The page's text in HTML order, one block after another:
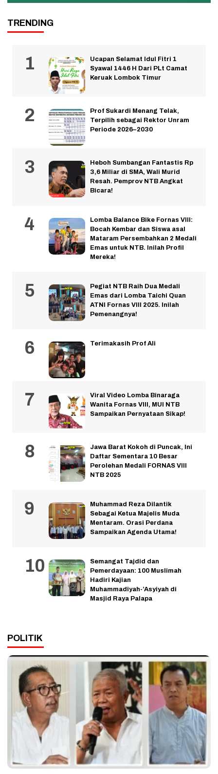
TRENDING
Ucapan Selamat Idul Fitri 1
Syawal 1446 H Dari PLt Camat
Keruak Lombok Timur
Prof Sukardi Menang Telak,
Terpilih sebagai Rektor Unram
Periode 2026–2030
Heboh Sumbangan Fantastis Rp
3,6 Miliar di SMA, Wali Murid
Resah. Pemprov NTB Angkat
Bicara!
Lomba Balance Bike Fornas VIII:
Bocah Kembar dan Siswa asal
Mataram Persembahkan 2 Medali
Emas untuk NTB. Inilah Profil
Mereka!
Pegiat NTB Raih Dua Medali
Emas dari Lomba Taichi Quan
ATNI Fornas VIII 2025. Inilah
Pemenangnya!
Terimakasih Prof Ali
Viral Video Lomba Binaraga
Wanita Fornas VIII, MUI NTB
Sampaikan Pernyataan Sikap!
Jawa Barat Kokoh di Puncak, Ini
Daftar Sementara 10 Besar
Perolehan Medali FORNAS VIII
NTB 2025
Muhammad Reza Dilantik
Sebagai Ketua Majelis Muda
Mentaram. Orasi Perdana
Sampaikan Agenda Utama!
Semangat Tajdid dan
Pemerdayaan: 100 Muslimah
Hadiri Kajian
Muhammadiyah-’Asyiyah di
Masjid Raya Palapa
POLITIK